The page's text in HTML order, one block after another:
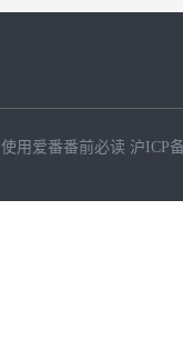
使用爱番番前必读 沪ICP